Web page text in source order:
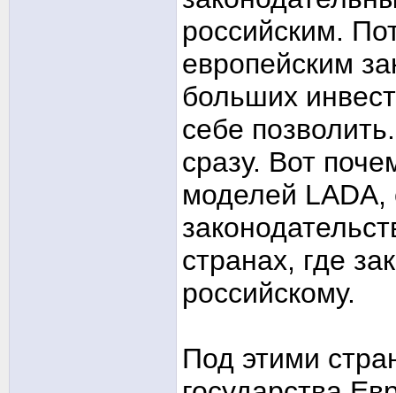
российским.
европейским
больших
себе
сразу. Вот
моделей LADA,
странах, где
российскому.
Под этими